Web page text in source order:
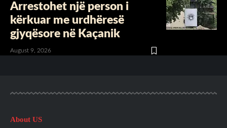
Arrestohet një person i
kërkuar me urdhëresë
gjyqësore në Kaçanik
August 9, 2026
About US